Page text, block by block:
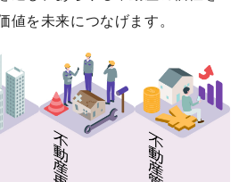
値を未来につなげます。